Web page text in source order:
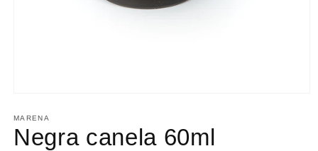
multimedia
1
en
MARENA
Negra canela 60ml